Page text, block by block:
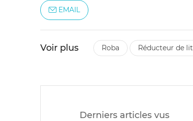
EMAIL
Voir plus roba réducteur de lit
Derniers articles vus